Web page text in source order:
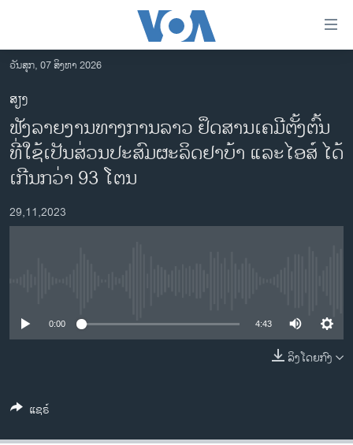
ເຂົ້າ
ຫາ
ຂ້າມ
ຂ້າມ
ຂ້າມ
ໄປ
ຫາ
ຊອກ
ຄົ້ນ
ລາວ
ອາເມຣິກາ
ການເລືອກຕັ້ງ ປະທານາທີບໍດີ ສະຫະລັດ 2024
ໂລກ
ຊຸມຊົນຊາວລາວ
ວັນສຸກ, 07 ສິງຫາ 2026
ສຽງ
ຟັງລາຍງານທາງການລາວ ຢຶດສານເຄມີຕັ້ງຕົ້ນ
ທີ່ໃຊ້ເປັນສ່ວນປະສົມຜະລິດຢາບ້າ ແລະໄອສ໌ ໄດ້
ເກີນກວ່າ 93 ໂຕນ
29,11,2023
0:00 4:43
ລິງໂດຍກົງ
ແຊຣ໌